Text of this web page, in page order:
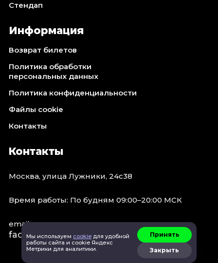
Стендап
Информация
Возврат билетов
Политика обработки
персональных данных
Политика конфиденциальности
Файлы cookie
Контакты
Контакты
Москва, улица Лужники, 24с38
Время работы: По будням 09:00–20:00 МСК
email:
faq@spb.events
Мы используем cookie для удобной
работы сайта и cookie Яндекс
Метрики для аналитики.
Принять
Закрыть